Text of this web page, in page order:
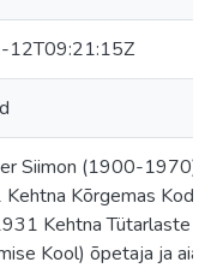
Siimon (1900-1970)
Kõrgemas
Kehtna Tütarlaste
Kool) õpetaja ja